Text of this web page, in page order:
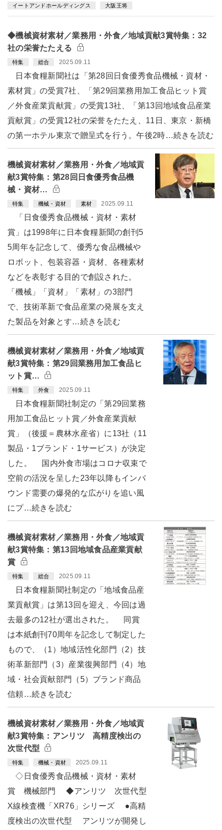
イートアンドホールディングス 大阪王将
◆機械資材素材／業務用・外食／地域貢献3賞特集：32
社の栄誉たたえる
特集 総合 2025.09.11
日本食糧新聞社は「第28回日食優秀食品機械・資材・
素材賞」の受賞7社、「第29回業務用加工食品ヒット賞
／外食産業貢献賞」の受賞13社、「第13回地域食品産業
貢献賞」の受賞12社の栄誉をたたえ、11日、東京・新橋
の第一ホテル東京で贈呈式を行う。午後2時…続きを読む
機械資材素材／業務用・外食／地域貢
献3賞特集：第28回日食優秀食品機
械・資材…
特集 機械・資材 素材 2025.09.11
「日食優秀食品機械・資材・素材
賞」は1998年に日本食糧新聞の創刊5
5周年を記念して、優秀な食品機械や
ロボット、包装容器・資材、各種素材
などを表彰する目的で創設された。
「機械」「資材」「素材」の3部門
で、技術革新で食品産業の発展を支え
た製品を対象とす…続きを読む
機械資材素材／業務用・外食／地域貢
献3賞特集：第29回業務用加工食品ヒ
ット賞…
特集 外食 2025.09.11
日本食糧新聞社制定の「第29回業務
用加工食品ヒット賞／外食産業貢献
賞」（後援＝農林水産省）に13社（11
製品・1ブランド・1サービス）が決定
した。 国内外食市場はコロナ収束で
空前の活況を呈した23年以降もインバ
ウンド需要の爆発的な広がりを追い風
にプ…続きを読む
機械資材素材／業務用・外食／地域貢
献3賞特集：第13回地域食品産業貢献
賞
特集 総合 2025.09.11
日本食糧新聞社制定の「地域食品産
業貢献賞」は第13回を迎え、今回は過
去最多の12社が選出された。 同賞
は本紙創刊70周年を記念して制定した
もので、（1）地域活性化部門（2）技
術革新部門（3）産業復興部門（4）地
域・社会貢献部門（5）ブランド商品
信頼…続きを読む
機械資材素材／業務用・外食／地域貢
献3賞特集：アンリツ 高精度検出の
次世代型
特集 機械・資材 2025.09.11
◇日食優秀食品機械・資材・素材
賞 機械部門 ◆アンリツ 次世代型
X線検査機「XR76」シリーズ ●高精
度検出の次世代型 アンリツが開発し